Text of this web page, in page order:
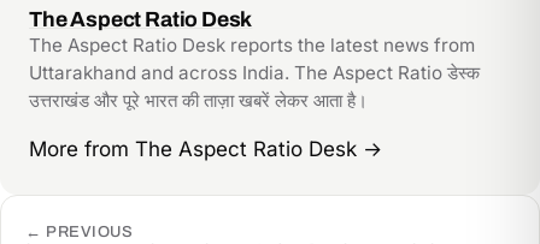
The Aspect Ratio Desk
The Aspect Ratio Desk reports the latest news from
Uttarakhand and across India. The Aspect Ratio डेस्क
उत्तराखंड और पूरे भारत की ताज़ा खबरें लेकर आता है।
More from The Aspect Ratio Desk →
← PREVIOUS